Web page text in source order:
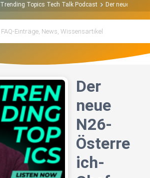
Trending Topics Tech Talk Podcast Der neue N26-
Der
neue
N26-
Österre
ich-